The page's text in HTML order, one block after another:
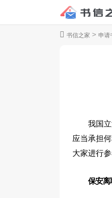
书信之家 > 申请
我国
应当承担
大家进行参
保安离